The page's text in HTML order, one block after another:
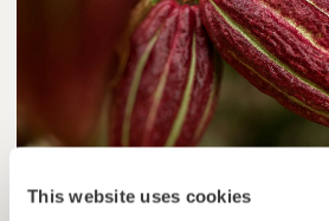
This website uses cookies